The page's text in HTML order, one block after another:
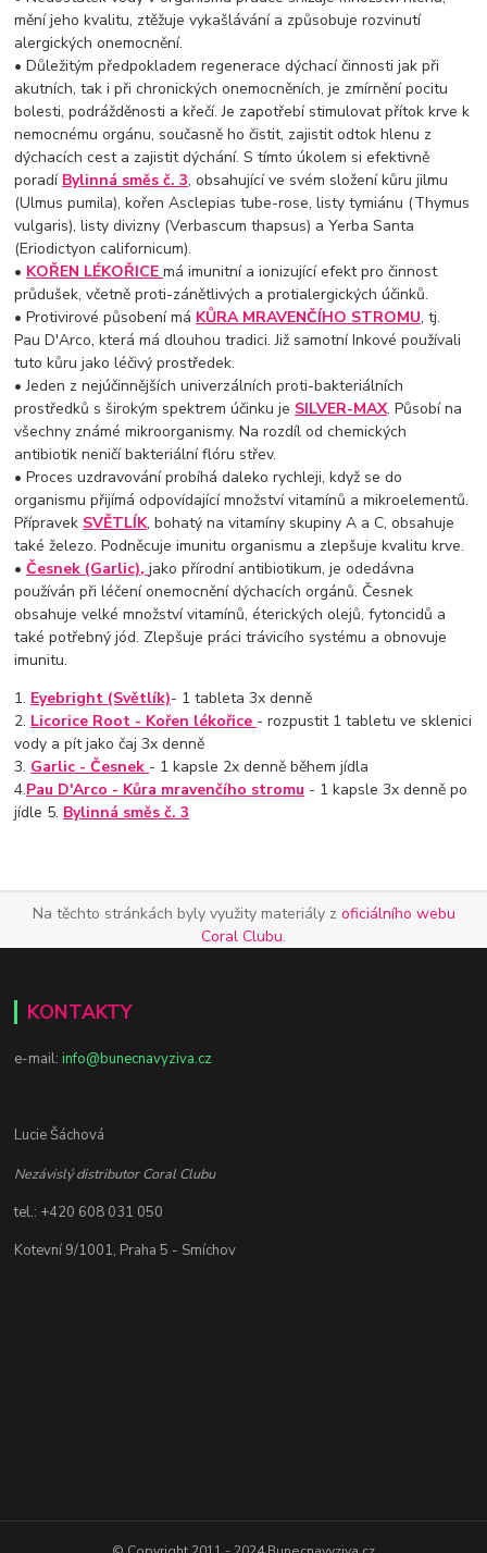
mění jeho kvalitu, ztěžuje vykašlávání a způsobuje rozvinutí
alergických onemocnění.
• Důležitým předpokladem regenerace dýchací činnosti jak při
akutních, tak i při chronických onemocněních, je zmírnění pocitu
bolesti, podrážděnosti a křečí. Je zapotřebí stimulovat přítok krve k
nemocnému orgánu, současně ho čistit, zajistit odtok hlenu z
dýchacích cest a zajistit dýchání. S tímto úkolem si efektivně
poradí Bylinná směs č. 3, obsahující ve svém složení kůru jilmu
(Ulmus pumila), kořen Asclepias tube-rose, listy tymiánu (Thymus
vulgaris), listy divizny (Verbascum thapsus) a Yerba Santa
(Eriodictyon californicum).
• KOŘEN LÉKOŘICEmá imunitní a ionizující efekt pro činnost
průdušek, včetně proti-zánětlivých a protialergických účinků.
• Protivirové působení má KŮRA MRAVENČÍHO STROMU, tj.
Pau D'Arco, která má dlouhou tradici. Již samotní Inkové používali
tuto kůru jako léčivý prostředek.
• Jeden z nejúčinnějších univerzálních proti-bakteriálních
prostředků s širokým spektrem účinku je SILVER-MAX. Působí na
všechny známé mikroorganismy. Na rozdíl od chemických
antibiotik neničí bakteriální flóru střev.
• Proces uzdravování probíhá daleko rychleji, když se do
organismu přijímá odpovídající množství vitamínů a mikroelementů.
Přípravek SVĚTLÍK, bohatý na vitamíny skupiny A a C, obsahuje
také železo. Podněcuje imunitu organismu a zlepšuje kvalitu krve.
•Česnek (Garlic),jako přírodní antibiotikum, je odedávna
používán při léčení onemocnění dýchacích orgánů. Česnek
obsahuje velké množství vitamínů, éterických olejů, fytoncidů a
také potřebný jód. Zlepšuje práci trávicího systému a obnovuje
imunitu.
1. Eyebright (Světlík)- 1 tableta 3x denně
2. Licorice Root - Kořen lékořice - rozpustit 1 tabletu ve sklenici
vody a pít jako čaj 3x denně
3. Garlic - Česnek - 1 kapsle 2x denně během jídla
4.Pau D'Arco - Kůra mravenčího stromu - 1 kapsle 3x denně po
jídle 5. Bylinná směs č. 3
Na těchto stránkách byly využity materiály z oficiálního webu
Coral Clubu.
KONTAKTY
e-mail:info@bunecnavyziva.cz
Lucie Šáchová
Nezávislý distributor Coral Clubu
tel.: +420 608 031 050
Kotevní 9/1001, Praha 5 - Smíchov